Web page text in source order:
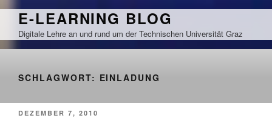
Zum
springen
E-LEARNING BLOG
Digitale Lehre an und rund um der Technischen Universität Graz
SCHLAGWORT: EINLADUNG
VERÖFFENTLICHT
DEZEMBER 7, 2010